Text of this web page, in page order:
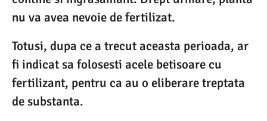
nu va avea nevoie de fertilizat.
Totusi, dupa ce a trecut aceasta perioada, ar
fi indicat sa folosesti acele betisoare cu
fertilizant, pentru ca au o eliberare treptata
de substanta.